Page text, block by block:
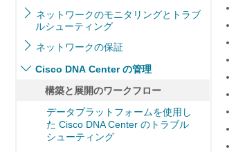
ネットワークのモニタリングとトラブ
ルシューティング
ネットワークの保証
Cisco DNA Center の管理
構築と展開のワークフロー
データプラットフォームを使用し
た Cisco DNA Center のトラブル
シューティング